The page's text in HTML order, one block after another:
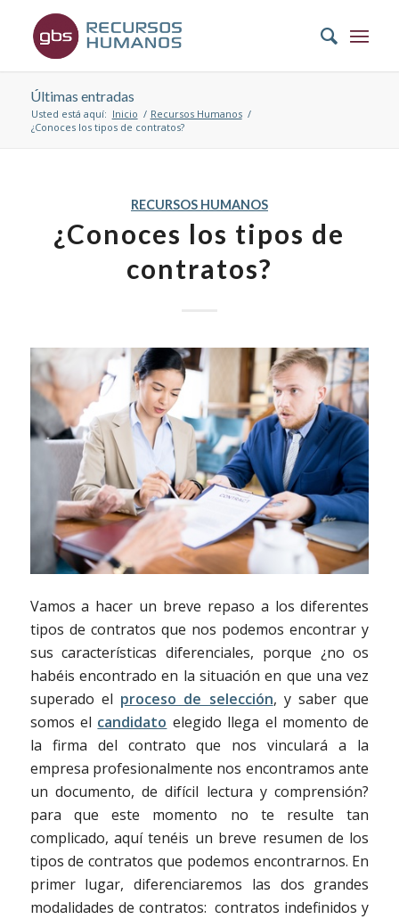
Últimas entradas
Usted está aquí: Inicio / Recursos Humanos /
¿Conoces los tipos de contratos?
RECURSOS HUMANOS
¿Conoces los tipos de
contratos?
Vamos a hacer un breve repaso a los diferentes
tipos de contratos que nos podemos encontrar y
sus características diferenciales, porque ¿no os
habéis encontrado en la situación en que una vez
superado el proceso de selección, y saber que
somos el candidato elegido llega el momento de
la firma del contrato que nos vinculará a la
empresa profesionalmente nos encontramos ante
un documento, de difícil lectura y comprensión?
para que este momento no te resulte tan
complicado, aquí tenéis un breve resumen de los
tipos de contratos que podemos encontrarnos. En
primer lugar, diferenciaremos las dos grandes
modalidades de contratos: contratos indefinidos y